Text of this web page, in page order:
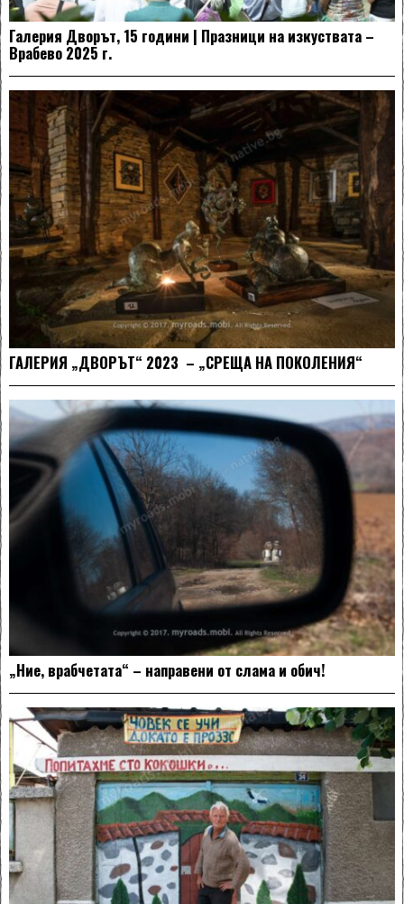
Галерия Дворът, 15 години | Празници на изкуствата –
Врабево 2025 г.
ГАЛЕРИЯ „ДВОРЪТ“ 2023 – „СРЕЩА НА ПОКОЛЕНИЯ“
„Ние, врабчетата“ – направени от слама и обич!